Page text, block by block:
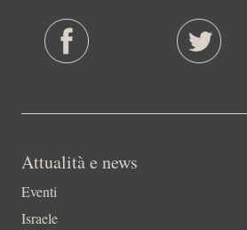
Attualità e news
Eventi
Israele